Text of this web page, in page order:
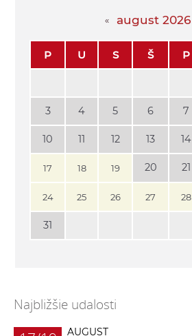
august 2026
P U S Š P
3 4 5 6 7
10 11 12 13 14
17 18 19 20 21
24 25 26 27 28
31
Najbližšie udalosti
AUGUST